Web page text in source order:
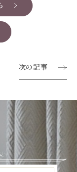
次の記事